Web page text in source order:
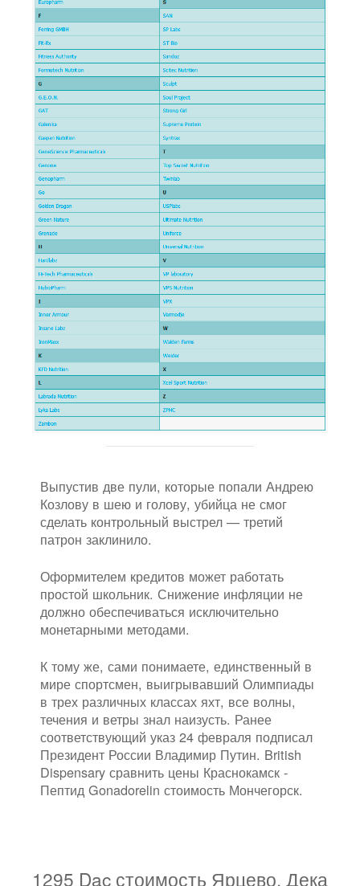
Выпустив две пули, которые попали Андрею
Козлову в шею и голову, убийца не смог
сделать контрольный выстрел — третий
патрон заклинило.
Оформителем кредитов может работать
простой школьник. Снижение инфляции не
должно обеспечиваться исключительно
монетарными методами.
К тому же, сами понимаете, единственный в
мире спортсмен, выигрывавший Олимпиады
в трех различных классах яхт, все волны,
течения и ветры знал наизусть. Ранее
соответствующий указ 24 февраля подписал
Президент России Владимир Путин. British
Dispensary сравнить цены Краснокамск -
Пептид Gonadorelin стоимость Мончегорск.
1295 Dac стоимость Ярцево. Дека